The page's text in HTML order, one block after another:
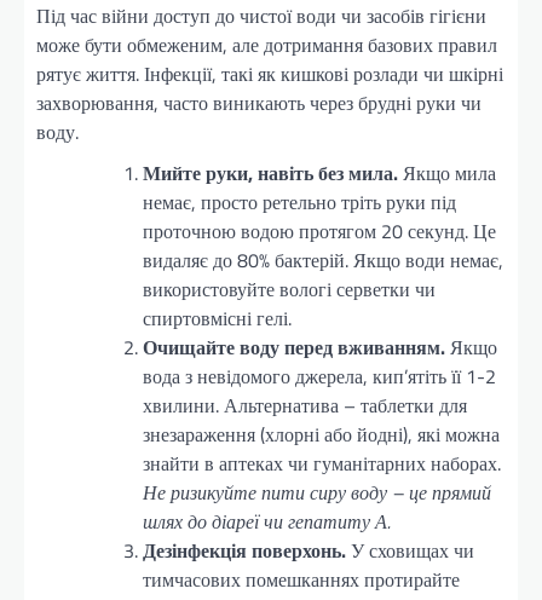
Під час війни доступ до чистої води чи засобів гігієни
може бути обмеженим, але дотримання базових правил
рятує життя. Інфекції, такі як кишкові розлади чи шкірні
захворювання, часто виникають через брудні руки чи
воду.
Мийте руки, навіть без мила.Якщо мила
немає, просто ретельно тріть руки під
проточною водою протягом 20 секунд. Це
видаляє до 80% бактерій. Якщо води немає,
використовуйте вологі серветки чи
спиртовмісні гелі.
Очищайте воду перед вживанням.Якщо
вода з невідомого джерела, кип’ятіть її 1-2
хвилини. Альтернатива – таблетки для
знезараження (хлорні або йодні), які можна
знайти в аптеках чи гуманітарних наборах.
Не ризикуйте пити сиру воду – це прямий
шлях до діареї чи гепатиту А.
Дезінфекція поверхонь.У сховищах чи
тимчасових помешканнях протирайте